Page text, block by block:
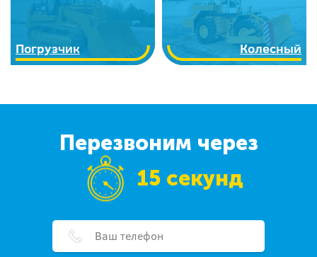
Погрузчик Колесный
Перезвоним через
15 секунд